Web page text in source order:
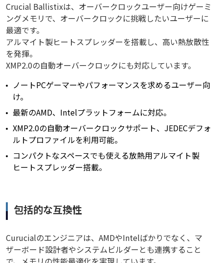
Crucial Ballistixは、オーバークロックユーザー向けゲーミ
ングメモリで、オーバークロックに挑戦したいユーザーに
最適です。
アルマイト製ヒートスプレッダーを搭載し、高い熱放散性
を発揮。
XMP2.0の自動オーバークロックにも対応しています。
ノートPCゲーマーやパフォーマンスを求めるユーザー向
け。
最新のAMD、Intelプラットフォームに対応。
XMP2.0の自動オーバークロックサポート、JEDECデフォ
ルトプロファイルを利用可能。
コンパクトなスペースでも使える放熱用アルマイト製
ヒートスプレッダー搭載。
包括的な互換性
Curucialのエンジニアは、AMDやIntelばかりでなく、マ
ザーボード設計者やシステムビルダーとも連携すること